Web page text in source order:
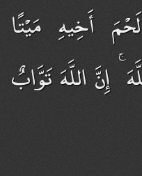
أَخِيهِ مَيْتًا
إِنَّ اللَّهَ تَوَّابٌ